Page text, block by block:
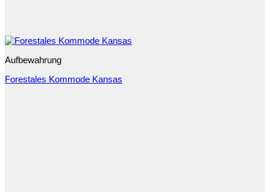
Aufbewahrung
Forestales Kommode Kansas